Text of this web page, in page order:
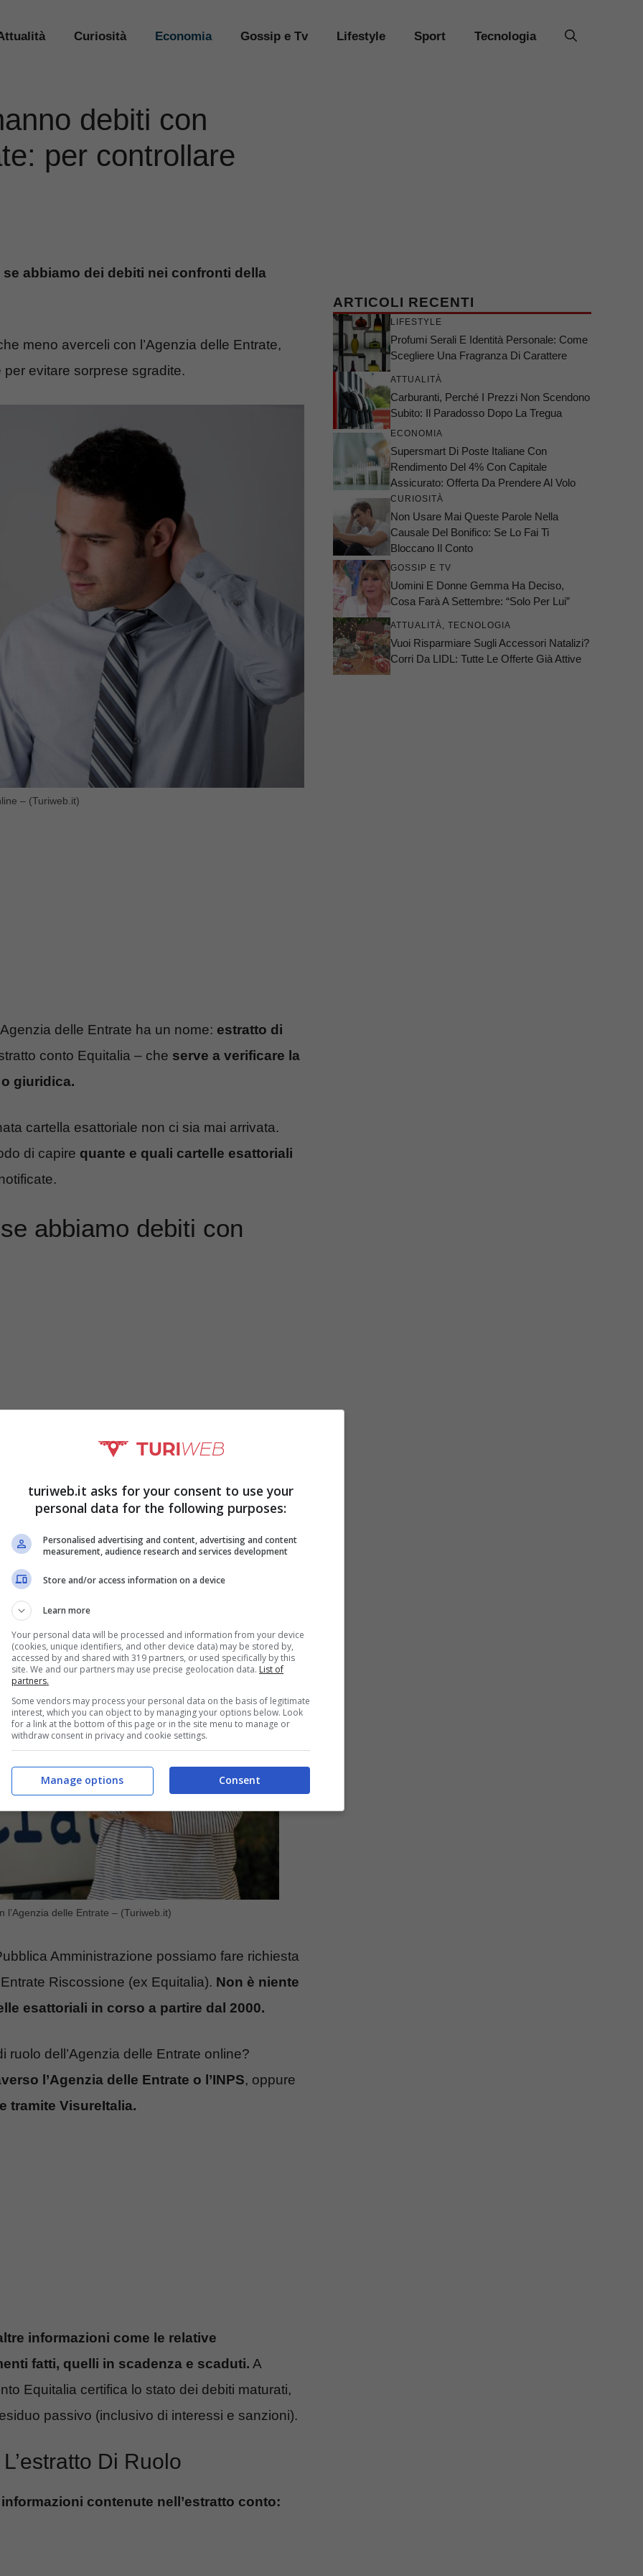
Curiosità Economia Gossip e Tv Lifestyle Sport Tecnologia
debiti con
per controllare
abbiamo dei debiti nei confronti della
meno averceli con l’Agenzia delle Entrate,
evitare sorprese sgradite.
– (Turiweb.it)
delle Entrate ha un nome: estratto di
conto Equitalia – che serve a verificare la
giuridica.
cartella esattoriale non ci sia mai arrivata.
di capire quante e quali cartelle esattoriali
abbiamo debiti con
di ruolo e in che modo possiamo richiederlo
l’Agenzia delle Entrate – (Turiweb.it)
Amministrazione possiamo fare richiesta
Riscossione (ex Equitalia). Non è niente
esattoriali in corso a partire dal 2000.
dell’Agenzia delle Entrate online?
l’Agenzia delle Entrate o l’INPS, oppure
tramite VisureItalia.
informazioni come le relative
fatti, quelli in scadenza e scaduti. A
Equitalia certifica lo stato dei debiti maturati,
passivo (inclusivo di interessi e sanzioni).
Di Ruolo
contenute nell’estratto conto:
ARTICOLI RECENTI
LIFESTYLE
Profumi Serali E Identità Personale: Come
Scegliere Una Fragranza Di Carattere
ATTUALITÀ
Carburanti, Perché I Prezzi Non Scendono
Subito: Il Paradosso Dopo La Tregua
ECONOMIA
Supersmart Di Poste Italiane Con
Rendimento Del 4% Con Capitale
Assicurato: Offerta Da Prendere Al Volo
CURIOSITÀ
Non Usare Mai Queste Parole Nella
Causale Del Bonifico: Se Lo Fai Ti
Bloccano Il Conto
GOSSIP E TV
Uomini E Donne Gemma Ha Deciso,
Cosa Farà A Settembre: “Solo Per Lui”
ATTUALITÀ, TECNOLOGIA
Vuoi Risparmiare Sugli Accessori Natalizi?
Corri Da LIDL: Tutte Le Offerte Già Attive
turiweb.it asks for your consent to use your
personal data for the following purposes:
Personalised advertising and content, advertising and content
measurement, audience research and services development
Store and/or access information on a device
Learn more
Your personal data will be processed and information from your device
(cookies, unique identifiers, and other device data) may be stored by,
accessed by and shared with 319 partners, or used specifically by this
site. We and our partners may use precise geolocation data. List of
partners.
Some vendors may process your personal data on the basis of legitimate
interest, which you can object to by managing your options below. Look
for a link at the bottom of this page or in the site menu to manage or
withdraw consent in privacy and cookie settings.
Consent
Manage options